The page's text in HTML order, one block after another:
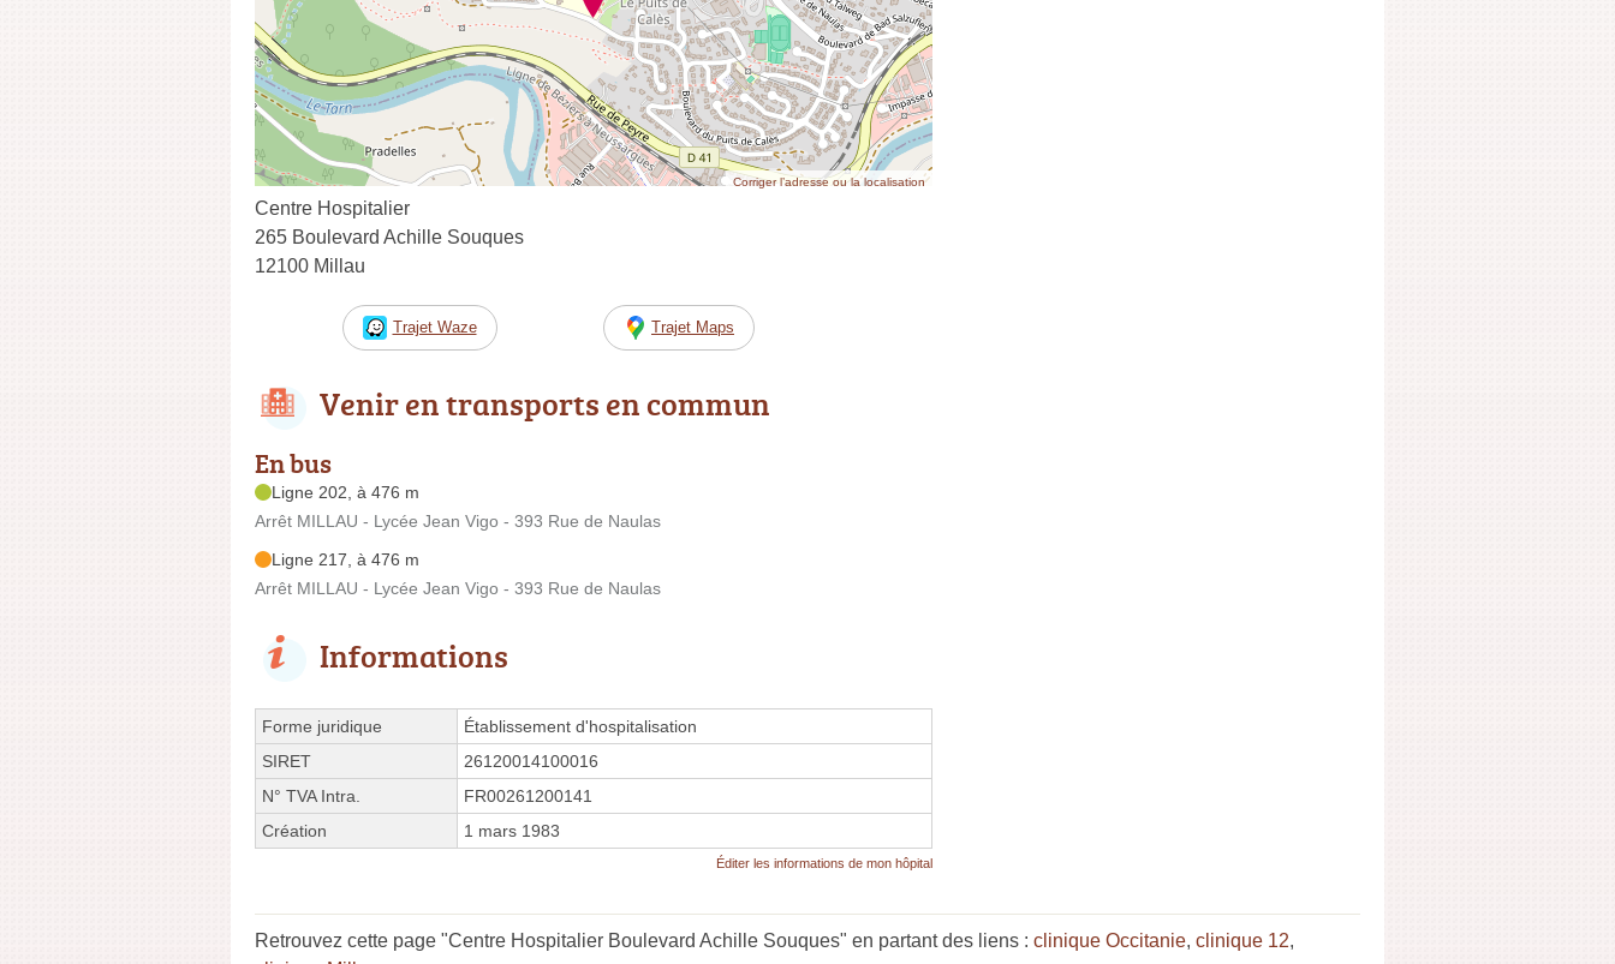
Corriger l’adresse ou la localisation
Centre Hospitalier
265 Boulevard Achille Souques
12100 Millau
Trajet Waze Trajet Maps
Venir en transports en commun
En bus
Ligne 202, à 476 m
Arrêt MILLAU - Lycée Jean Vigo - 393 Rue de Naulas
Ligne 217, à 476 m
Arrêt MILLAU - Lycée Jean Vigo - 393 Rue de Naulas
Informations
Forme juridique
Établissement d'hospitalisation
SIRET
26120014100016
N° TVA Intra.
FR00261200141
Création
1 mars 1983
Éditer les informations de mon hôpital
Retrouvez cette page "Centre Hospitalier Boulevard Achille Souques" en partant des liens : clinique Occitanie, clinique 12,